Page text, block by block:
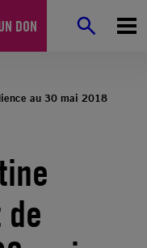
DON
au 30 mai 2018